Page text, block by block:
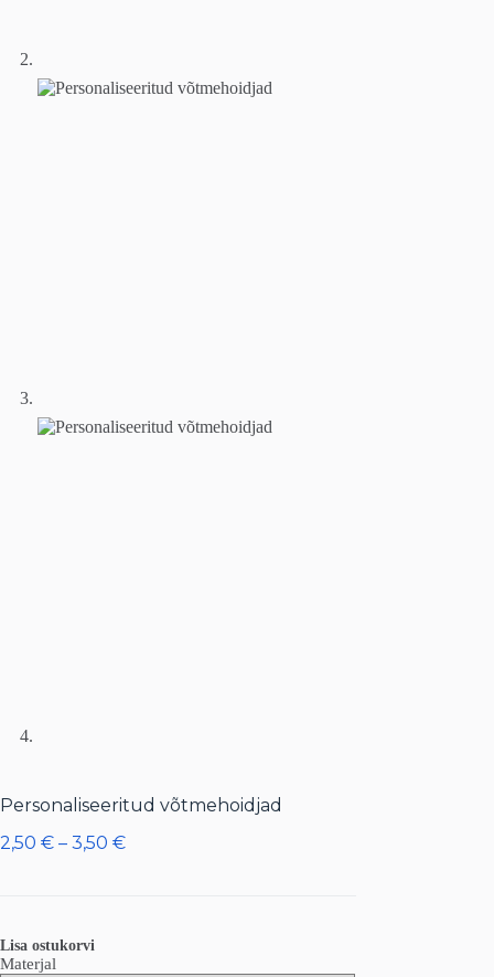
Personaliseeritud võtmehoidjad
2,50 € – 3,50 €Hinnavahemik:
Lisa ostukorvi
Materjal